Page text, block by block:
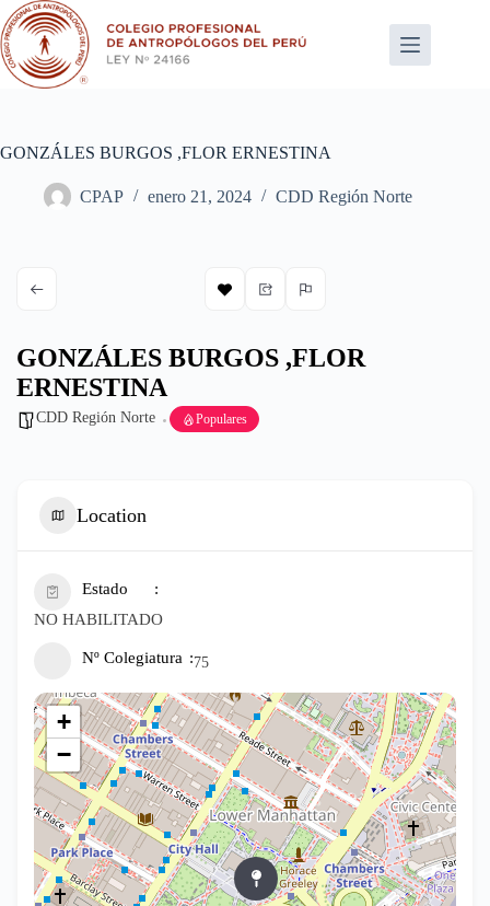
Saltar
al
contenido
GONZÁLES BURGOS ,FLOR ERNESTINA
CPAP enero 21, 2024 CDD Región Norte
GONZÁLES BURGOS ,FLOR
ERNESTINA
CDD Región Norte Populares
Location
Estado
NO HABILITADO
Nº Colegiatura 75
+
−